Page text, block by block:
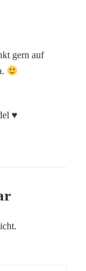
gern auf
♥